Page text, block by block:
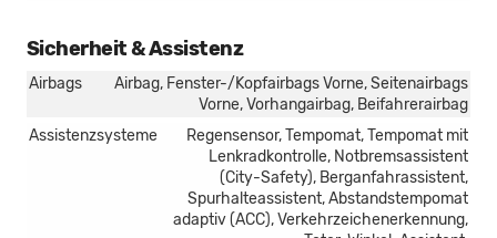
Sicherheit & Assistenz
Airbags
Airbag, Fenster-/Kopfairbags Vorne, Seitenairbags
Vorne, Vorhangairbag, Beifahrerairbag
Assistenzsysteme
Regensensor, Tempomat, Tempomat mit
Lenkradkontrolle, Notbremsassistent
(City-Safety), Berganfahrassistent,
Spurhalteassistent, Abstandstempomat
adaptiv (ACC), Verkehrzeichenerkennung,